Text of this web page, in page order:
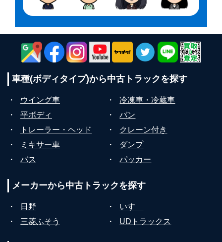
車種(ボディタイプ)から中古トラックを探す
・ ウイング車 ・
冷凍車・冷蔵車
・
平ボディ ・
バン
・
トレーラー・ヘッド ・
クレーン付き
・
ミキサー車 ・
ダンプ
・
バス ・ パッカー
メーカーから中古トラックを探す
・ 日野 ・
いすゞ
・
三菱ふそう ・ UDトラックス